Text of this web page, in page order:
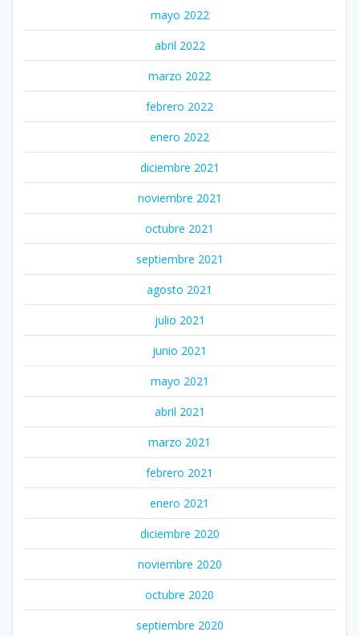
mayo 2022
abril 2022
marzo 2022
febrero 2022
enero 2022
diciembre 2021
noviembre 2021
octubre 2021
septiembre 2021
agosto 2021
julio 2021
junio 2021
mayo 2021
abril 2021
marzo 2021
febrero 2021
enero 2021
diciembre 2020
noviembre 2020
octubre 2020
septiembre 2020